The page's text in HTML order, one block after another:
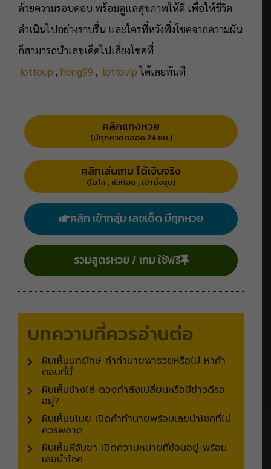
ด้วยความรอบคอบ พร้อมดูแลสุขภาพให้ดี เพื่อให้ชีวิต
ดำเนินไปอย่างราบรื่น และใครที่หวังพึ่งโชคจากความฝัน
ก็สามารถนำเลขเด็ดไปเสี่ยงโชคที่
lottoup , heng99 , lottovipได้เลยทันที
คลิกแทงหวย
(มีทุกหวยตลอด 24 ชม.)
คลิกเล่นเกม ได้เงินจริง
(ไฮโล , หัวก้อย , เป่ายิ้งฉุบ)
คลิก เข้ากลุ่ม เลขเด็ด มีทุกหวย
รวมสูตรหวย / เกม ใช้ฟรี
บทความที่ควรอ่านต่อ
ฝันเห็นนกยักษ์ คำทำนายพารวยหรือไม่ หาคำ
ตอบที่นี่
ฝันเห็นช้างไล่ ดวงกำลังเปลี่ยนหรือมีข่าวดีรอ
อยู่?
ฝันเห็นขโมย เปิดคำทำนายพร้อมเลขนำโชคที่ไม่
ควรพลาด
ฝันเห็นผีจับขา เปิดความหมายที่ซ่อนอยู่ พร้อม
เลขนำโชค